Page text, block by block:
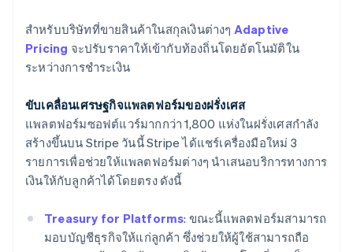
สำหรับบริษัทที่ขายสินค้าในสกุลเงินต่างๆ Adaptive
Pricing จะปรับราคาให้เข้ากับท้องถิ่นโดยอัตโนมัติใน
ระหว่างการชำระเงิน
ขับเคลื่อนเศรษฐกิจแพลตฟอร์มของฝรั่งเศส
แพลตฟอร์มซอฟต์แวร์มากกว่า 1,800 แห่งในฝรั่งเศสกำลัง
สร้างขึ้นบน Stripe วันนี้ Stripe ได้แชร์เครื่องมือใหม่ 3
รายการเพื่อช่วยให้แพลตฟอร์มต่างๆ นำเสนอบริการทางการ
เงินให้กับลูกค้าได้โดยตรง ดังนี้
Treasury for Platforms: ขณะนี้แพลตฟอร์มสามารถ
มอบบัญชีธุรกิจให้แก่ลูกค้า ซึ่งช่วยให้ผู้ใช้สามารถถือ
ฟินแลนด์
EnglishSvenska
มอลตา
English
English 简体中文
เม็กซิโก
EspañolEnglish
ยิบรอลตาร์
English
เยอรมนี
โรมาเนีย
English